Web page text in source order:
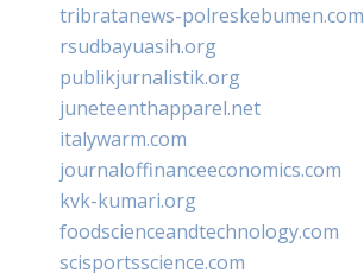
tribratanews-polreskebumen.com
rsudbayuasih.org
publikjurnalistik.org
juneteenthapparel.net
italywarm.com
journaloffinanceeconomics.com
kvk-kumari.org
foodscienceandtechnology.com
scisportsscience.com